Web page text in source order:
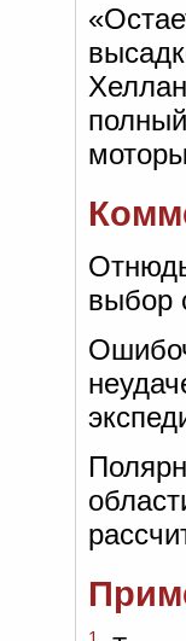
выбор